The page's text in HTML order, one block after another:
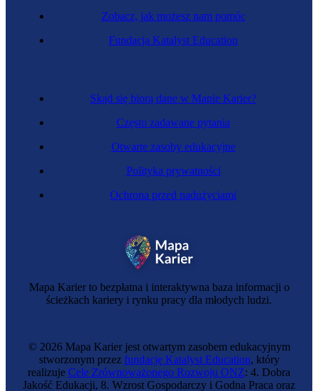
Zawód przyszłości
Specjalista zaawansowanej odzieży
Specjalista zarządzania kryzysowego
Mapa Karier to bezpłatna i interaktywna baza informacji o
ścieżkach kariery i rynku pracy dla młodych ludzi.
Skąd się biorą dane w Mapie Karier?
Często zadawane pytania
Otwarte zasoby edukacyjne
Polityka prywatności
Ochrona przed nadużyciami
Zobacz, jak możesz nam pomóc
Fundacja Katalyst Education
© 2026 Mapa Karier jest otwartym zasobem edukacyjnym
stworzonym przez fundację Katalyst Education, który
realizuje Cele Zrównoważonego Rozwoju ONZ: 4. Dobra
Jakość Edukacji, 8. Wzrost Gospodarczy i Godna Praca oraz